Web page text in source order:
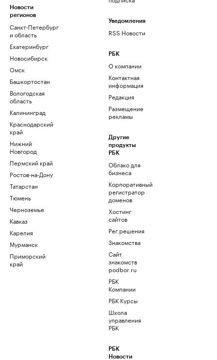
Новости
регионов
Санкт-Петербург
и область
Екатеринбург
Новосибирск
Омск
Башкортостан
Вологодская
область
Калининград
Краснодарский
край
Нижний
Новгород
Пермский край
Ростов-на-Дону
Татарстан
Тюмень
Черноземье
Кавказ
Карелия
Мурманск
Приморский
край
Уведомления
RSS Новости
РБК
О компании
Контактная
информация
Редакция
Размещение
рекламы
Другие
продукты
РБК
Облако для
бизнеса
Корпоративный
регистратор
доменов
Хостинг
сайтов
Рег.решения
Знакомства
Сайт
знакомств
podbor.ru
РБК
Компании
РБК Курсы
Школа
управления
РБК
РБК
Новости